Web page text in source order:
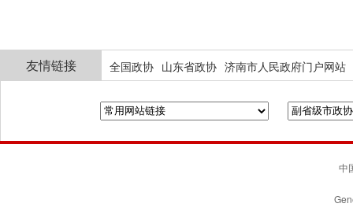
友情链接 全国政协 山东省政协 济南市人民政府门户网站
中